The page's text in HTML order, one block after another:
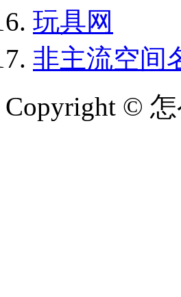
玩具网
非主流空间
Copyright © 怎